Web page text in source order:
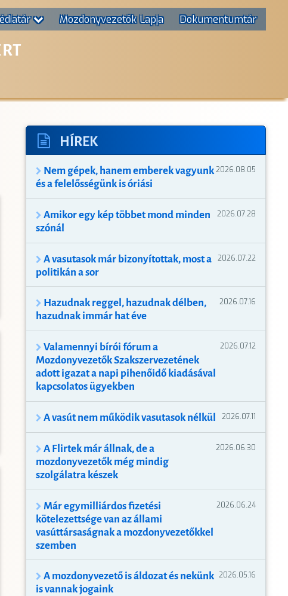
Mozdonyvezetők Lapja Dokumentumtár
HÍREK
Nem gépek, hanem emberek vagyunk
és a felelősségünk is óriási
2026.08.05
Amikor egy kép többet mond minden
szónál
2026.07.28
A vasutasok már bizonyítottak, most a
politikán a sor
2026.07.22
Hazudnak reggel, hazudnak délben,
hazudnak immár hat éve
2026.07.16
Valamennyi bírói fórum a
Mozdonyvezetők Szakszervezetének
adott igazat a napi pihenőidő kiadásával
kapcsolatos ügyekben
2026.07.12
A vasút nem működik vasutasok nélkül 2026.07.11
A Flirtek már állnak, de a
mozdonyvezetők még mindig
szolgálatra készek
2026.06.30
Már egymilliárdos fizetési
kötelezettsége van az állami
vasúttársaságnak a mozdonyvezetőkkel
szemben
2026.06.24
A mozdonyvezető is áldozat és nekünk
is vannak jogaink
2026.05.16